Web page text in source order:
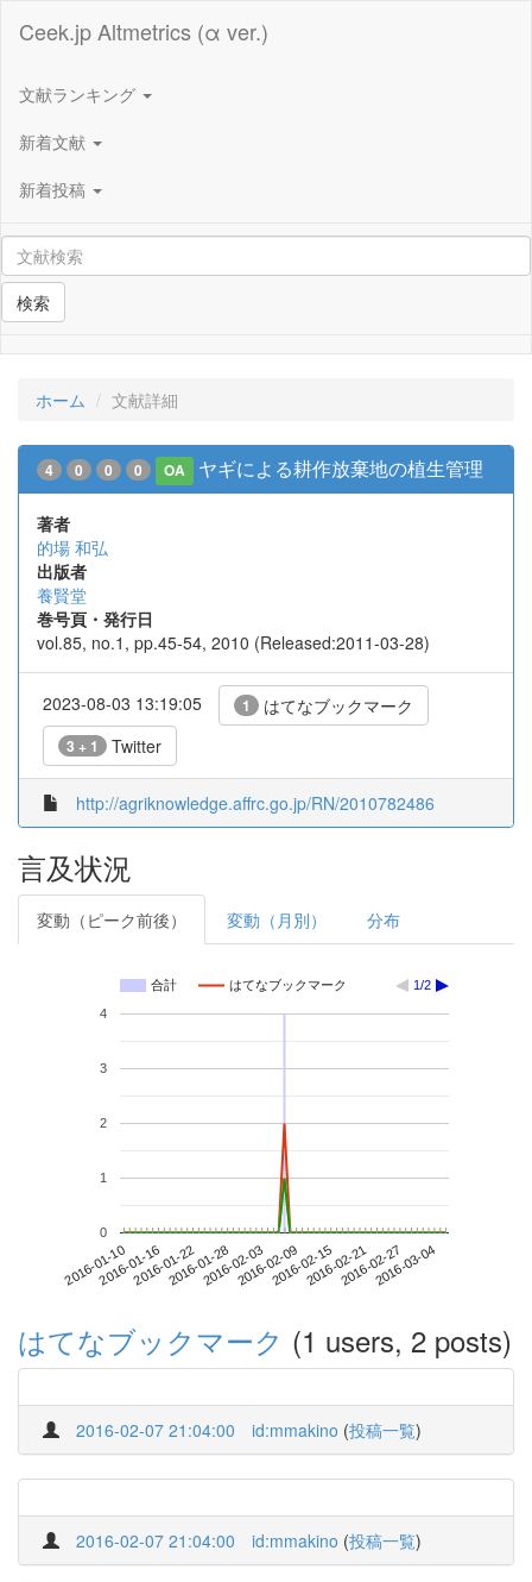
Ceek.jp Altmetrics (α ver.)
文献ランキング
新着文献
新着投稿
検索
ホーム 文献詳細
4 0 0 0 OA ヤギによる耕作放棄地の植生管理
著者
的場 和弘
出版者
養賢堂
巻号頁・発行日
vol.85, no.1, pp.45-54, 2010 (Released:2011-03-28)
2023-08-03 13:19:05 1 はてなブックマーク
3 + 1 Twitter
http://agriknowledge.affrc.go.jp/RN/2010782486
言及状況
変動（ピーク前後） 変動（月別） 分布
合計 はてなブックマーク 1/2
2016-01-102016-01-162016-01-222016-01-282016-02-032016-02-092016-02-152016-02-212016-02-272016-03-04
0
1
2
3
4
はてなブックマーク (1 users, 2 posts)
2016-02-07 21:04:00 id:mmakino (投稿一覧)
2016-02-07 21:04:00 id:mmakino (投稿一覧)